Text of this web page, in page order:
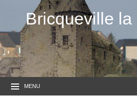
Bricqueville la
MENU